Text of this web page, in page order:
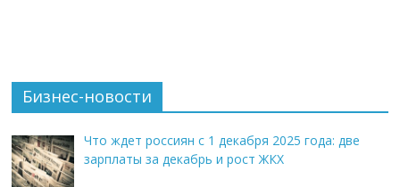
Бизнес-новости
Что ждет россиян с 1 декабря 2025 года: две
зарплаты за декабрь и рост ЖКХ